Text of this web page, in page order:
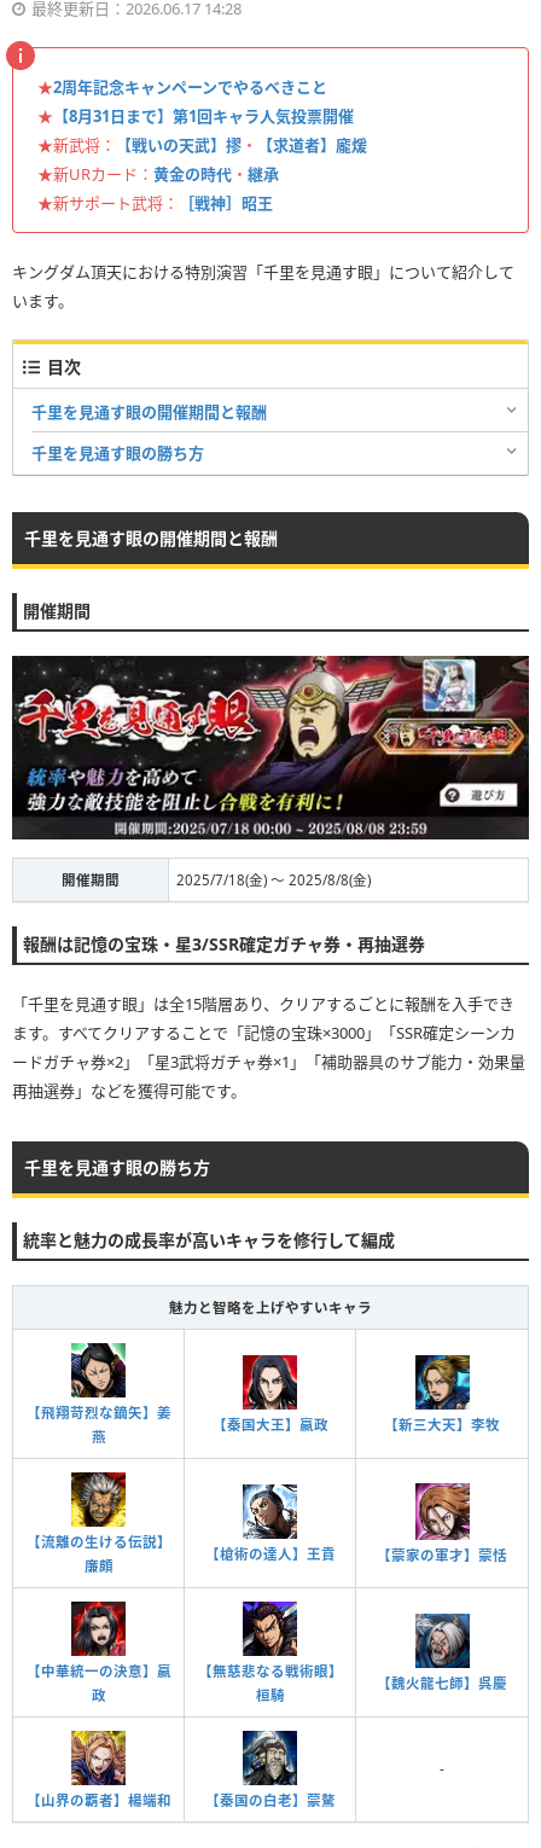
最終更新日：2026.06.17 14:28
★2周年記念キャンペーンでやるべきこと
★ 【8月31日まで】第1回キャラ人気投票開催
★新武将：
【戦いの天武】摎 ・
【求道者】龐煖
★新URカード： 黄金の時代 ・ 継承
★新サポート武将：
［戦神］昭王
キングダム頂天における特別演習「千里を見通す眼」について紹介して
います。
目次
千里を見通す眼の開催期間と報酬
千里を見通す眼の勝ち方
千里を見通す眼の開催期間と報酬
開催期間
開催期間 2025/7/18(金) 〜 2025/8/8(金)
報酬は記憶の宝珠・星3/SSR確定ガチャ券・再抽選券
「千里を見通す眼」は全15階層あり、クリアするごとに報酬を入手でき
ます。すべてクリアすることで「記憶の宝珠×3000」「SSR確定シーンカ
ードガチャ券×2」「星3武将ガチャ券×1」「補助器具のサブ能力・効果量
再抽選券」などを獲得可能です。
千里を見通す眼の勝ち方
統率と魅力の成長率が高いキャラを修行して編成
魅力と智略を上げやすいキャラ
【飛翔苛烈な鏑矢】姜
燕
【秦国大王】嬴政 【新三大天】李牧
【流離の生ける伝説】
廉頗
【槍術の達人】王賁 【蒙家の軍才】蒙恬
【中華統一の決意】嬴
政
【無慈悲なる戦術眼】
桓騎
【魏火龍七師】呉慶
【山界の覇者】楊端和 【秦国の白老】蒙驁
-